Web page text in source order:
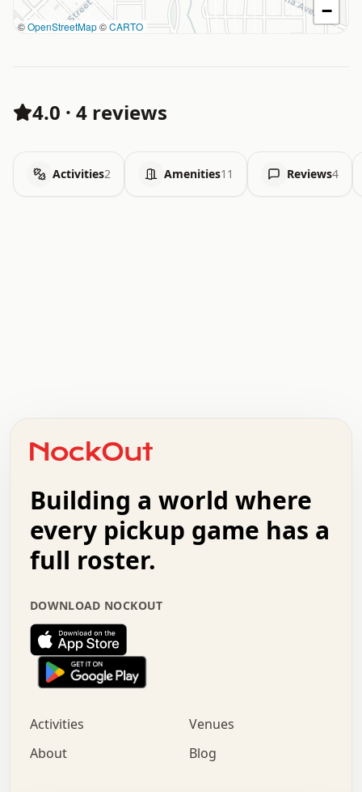
©OpenStreetMap©CARTO
−
4.0 · 4 reviews
Activities2 Amenities11 Reviews4
+   .   .   .   .   .   .   .   .   .   +   .   .
.   .   .   .   .   .   .   .   .   .   .   :   .
.   .   .   .   +   .   .   .   .   .   .   .   +
.   :   .   .   .   .   .   .   .   .   o   .   .
.   .   x   .   .   .   .   .   .   :   .   .   o
.   .   .   .   :   .   .   .   .   o   .   .   .
.   .   .   .   .   .   .   :   .   .   .   .   .
.   .   .   .   .   .   .   +   .   .   x   .   .
.   .   .   .   .   :   +   .   .   .   .   .   o
.   .   .   .   .   .   .   .   .   .   .   .   .
.   .   :   o   .   .   .   .   .   .   .   +   .
.   o   .   .   .   .   x   .   .   .   .   .   .
+   .   o   .   .   .   .   o   .   .   .   .
.   +   .   .   .   .   .   .   .   .   :   .   x
Building a world where
every pickup game has a
full roster.
DOWNLOAD NOCKOUT
Activities
Venues
About
Blog